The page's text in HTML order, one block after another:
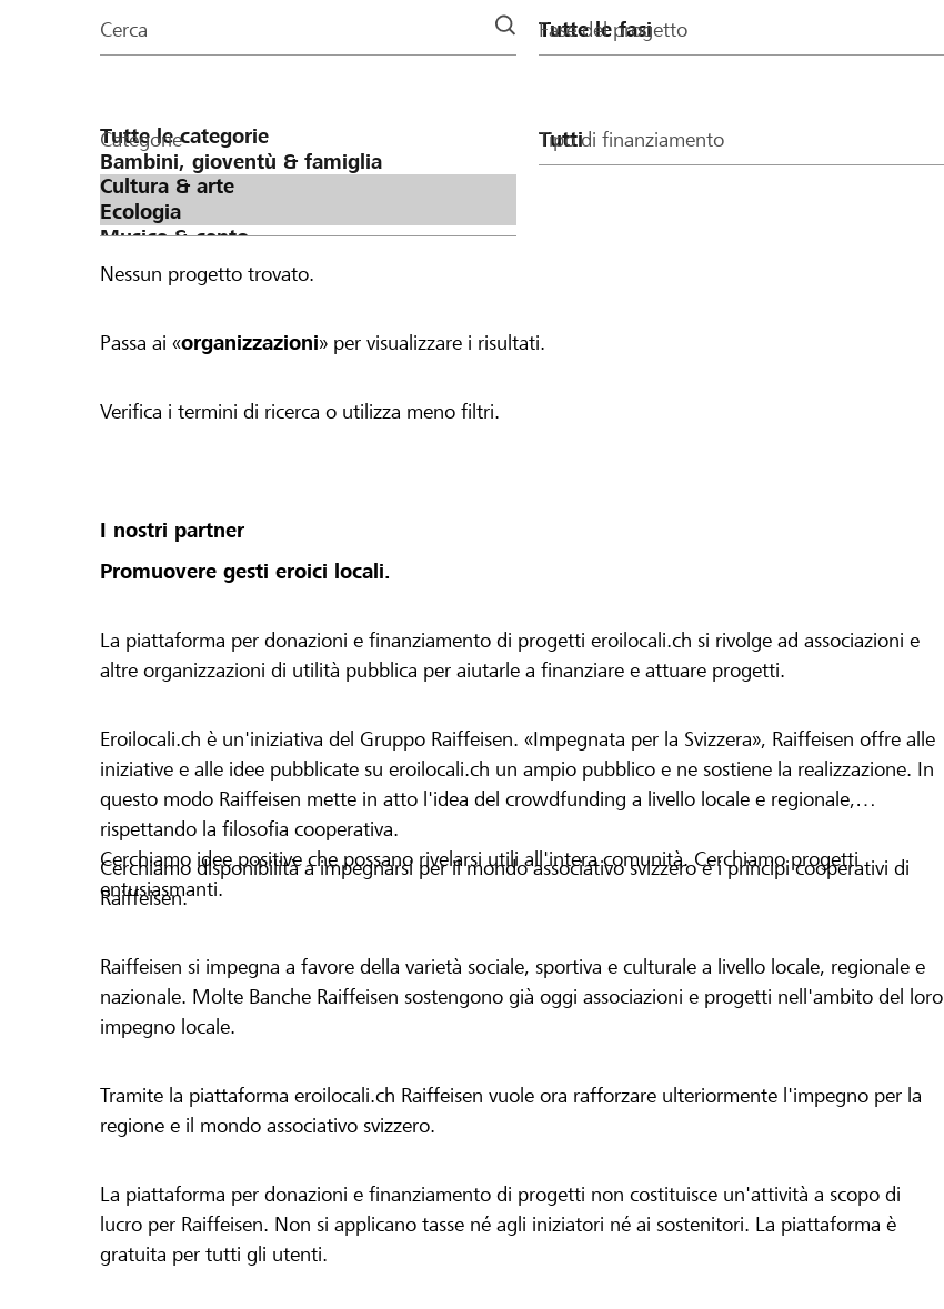
della
Cerca Fase del progetto
Categorie Tipo di finanziamento
Nessun progetto trovato.
Passa ai «organizzazioni» per visualizzare i risultati.
Verifica i termini di ricerca o utilizza meno filtri.
I nostri partner
Promuovere gesti eroici locali.
La piattaforma per donazioni e finanziamento di progetti eroilocali.ch si rivolge ad associazioni e
altre organizzazioni di utilità pubblica per aiutarle a finanziare e attuare progetti.
Eroilocali.ch è un'iniziativa del Gruppo Raiffeisen. «Impegnata per la Svizzera», Raiffeisen offre alle
iniziative e alle idee pubblicate su eroilocali.ch un ampio pubblico e ne sostiene la realizzazione. In
questo modo Raiffeisen mette in atto l'idea del crowdfunding a livello locale e regionale,
rispettando la filosofia cooperativa.
Cerchiamo idee positive che possano rivelarsi utili all'intera comunità. Cerchiamo progetti
entusiasmanti.
Cerchiamo disponibilità a impegnarsi per il mondo associativo svizzero e i principi cooperativi di
Raiffeisen.
Raiffeisen si impegna a favore della varietà sociale, sportiva e culturale a livello locale, regionale e
nazionale. Molte Banche Raiffeisen sostengono già oggi associazioni e progetti nell'ambito del loro
impegno locale.
Tramite la piattaforma eroilocali.ch Raiffeisen vuole ora rafforzare ulteriormente l'impegno per la
regione e il mondo associativo svizzero.
La piattaforma per donazioni e finanziamento di progetti non costituisce un'attività a scopo di
lucro per Raiffeisen. Non si applicano tasse né agli iniziatori né ai sostenitori. La piattaforma è
gratuita per tutti gli utenti.